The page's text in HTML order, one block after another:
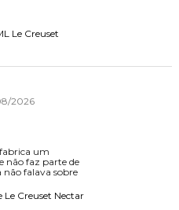
Le Creuset
2026
um
não faz parte de
falava sobre
Creuset Nectar